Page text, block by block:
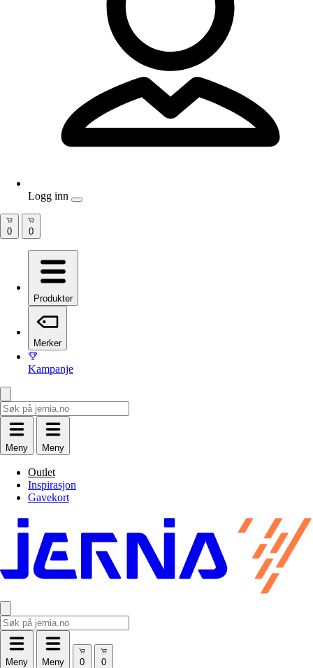
Produkter
Merker
Kampanje
Meny Meny
Outlet
Inspirasjon
Gavekort
Meny Meny